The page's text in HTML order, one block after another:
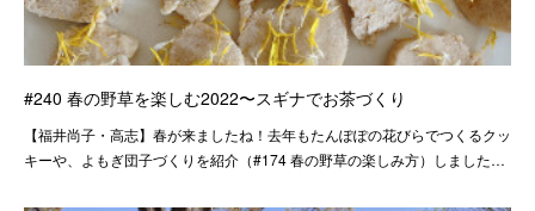
#240 春の野草を楽しむ2022〜スギナでお茶づくり
【福井尚子・高志】春が来ましたね！去年もたんぽぽの花びらでつくるクッ
キーや、よもぎ団子づくりを紹介（#174 春の野草の楽しみ方）しました…